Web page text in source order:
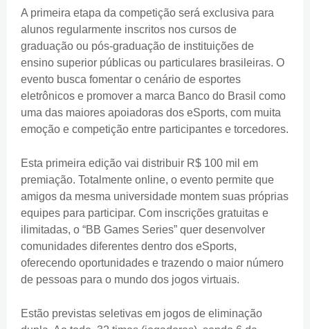
A primeira etapa da competição será exclusiva para
alunos regularmente inscritos nos cursos de
graduação ou pós-graduação de instituições de
ensino superior públicas ou particulares brasileiras. O
evento busca fomentar o cenário de esportes
eletrônicos e promover a marca Banco do Brasil como
uma das maiores apoiadoras dos eSports, com muita
emoção e competição entre participantes e torcedores.
Esta primeira edição vai distribuir R$ 100 mil em
premiação. Totalmente online, o evento permite que
amigos da mesma universidade montem suas próprias
equipes para participar. Com inscrições gratuitas e
ilimitadas, o “BB Games Series” quer desenvolver
comunidades diferentes dentro dos eSports,
oferecendo oportunidades e trazendo o maior número
de pessoas para o mundo dos jogos virtuais.
Estão previstas seletivas em jogos de eliminação